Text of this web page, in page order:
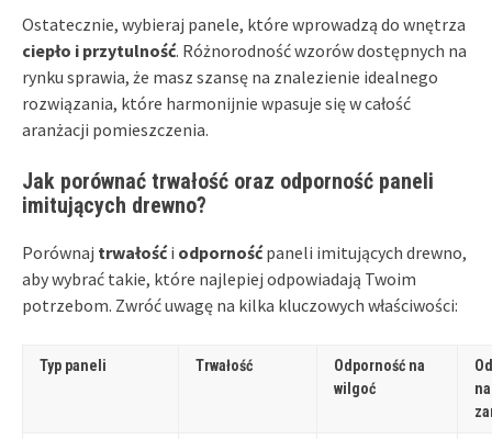
Ostatecznie, wybieraj panele, które wprowadzą do wnętrza
ciepło i przytulność. Różnorodność wzorów dostępnych na
rynku sprawia, że masz szansę na znalezienie idealnego
rozwiązania, które harmonijnie wpasuje się w całość
aranżacji pomieszczenia.
Jak porównać trwałość oraz odporność paneli
imitujących drewno?
Porównaj trwałośći odpornośćpaneli imitujących drewno,
aby wybrać takie, które najlepiej odpowiadają Twoim
potrzebom. Zwróć uwagę na kilka kluczowych właściwości:
Typ paneli Trwałość
Odporność na
wilgoć
na